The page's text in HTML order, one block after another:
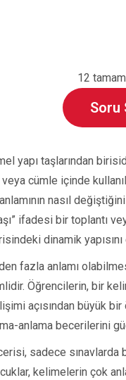
12
Soru
yapı taşlarından
cümle içinde
nasıl
ifadesi bir toplantı
dinamik yapısını
fazla anlamı
Öğrencilerin, bir
açısından büyük
anlama becerilerini
sadece
kelimelerin çok